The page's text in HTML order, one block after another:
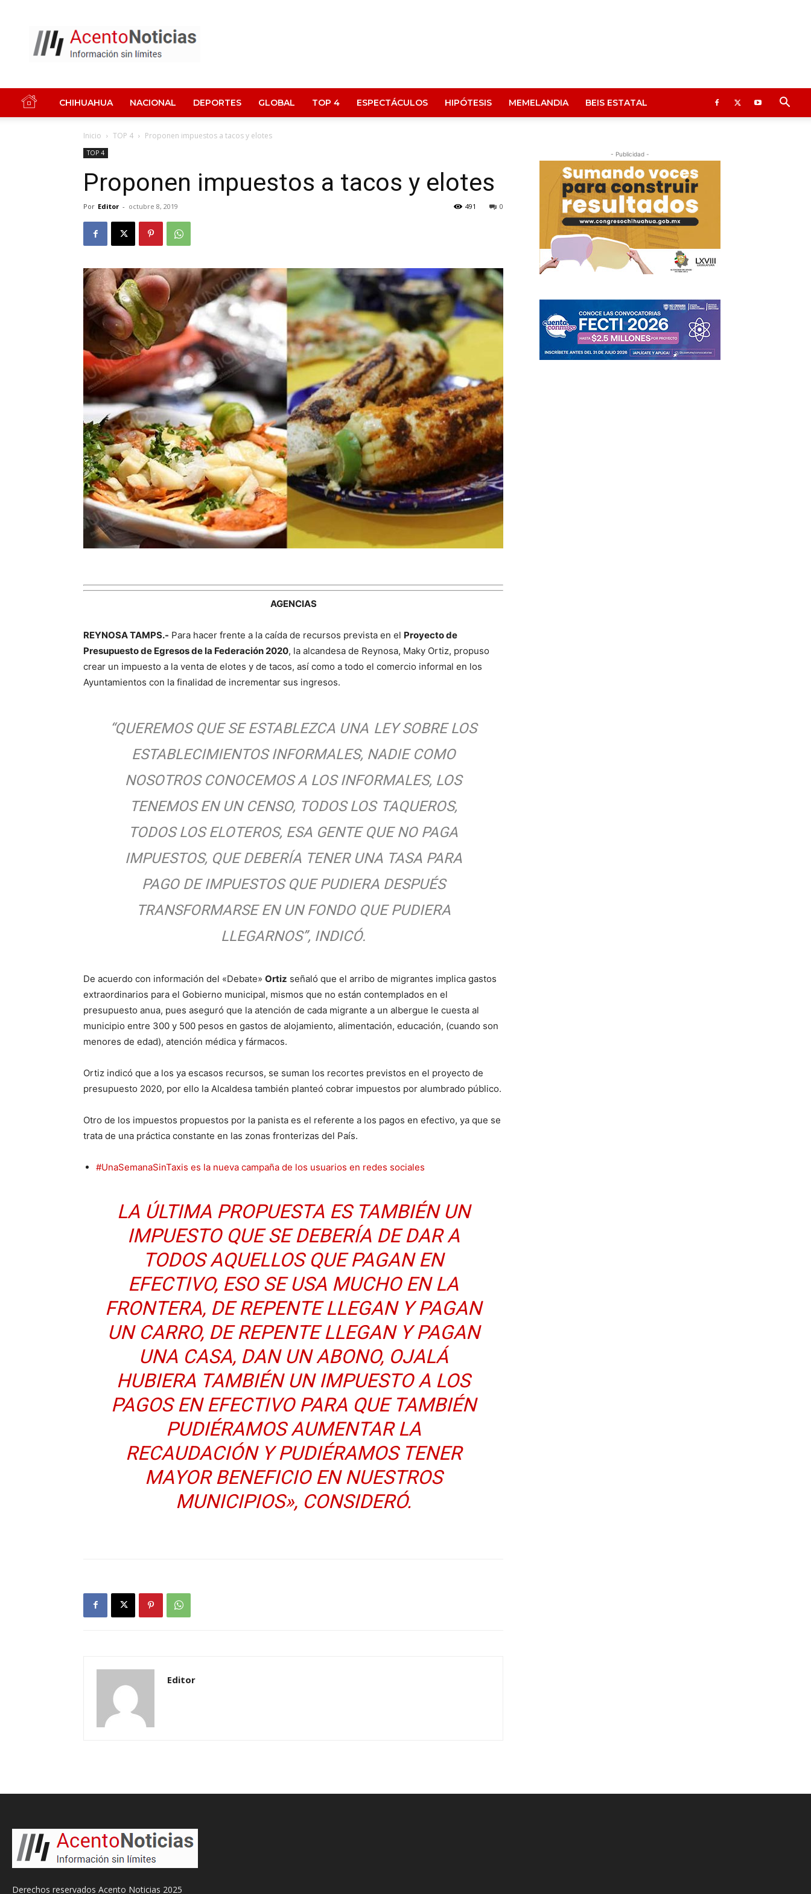
Noticias
CHIHUAHUA NACIONAL DEPORTES GLOBAL TOP 4 ESPECTÁCULOS HIPÓTESIS MEMELANDIA BEIS ESTATAL
Inicio TOP 4 Proponen impuestos a tacos y elotes
TOP 4
Proponen impuestos a tacos y elotes
Por Editor - octubre 8, 2019 0
491
AGENCIAS
REYNOSA TAMPS.- Para hacer frente a la caída de recursos prevista en el Proyecto de
Presupuesto de Egresos de la Federación 2020, la alcandesa de Reynosa, Maky Ortiz, propuso
crear un impuesto a la venta de elotes y de tacos, así como a todo el comercio informal en los
Ayuntamientos con la finalidad de incrementar sus ingresos.
“QUEREMOS QUE SE ESTABLEZCA UNA LEY SOBRE LOS
ESTABLECIMIENTOS INFORMALES, NADIE COMO
NOSOTROS CONOCEMOS A LOS INFORMALES, LOS
TENEMOS EN UN CENSO, TODOS LOS TAQUEROS,
TODOS LOS ELOTEROS, ESA GENTE QUE NO PAGA
IMPUESTOS, QUE DEBERÍA TENER UNA TASA PARA
PAGO DE IMPUESTOS QUE PUDIERA DESPUÉS
TRANSFORMARSE EN UN FONDO QUE PUDIERA
LLEGARNOS”, INDICÓ.
De acuerdo con información del «Debate» Ortiz señaló que el arribo de migrantes implica gastos
extraordinarios para el Gobierno municipal, mismos que no están contemplados en el
presupuesto anua, pues aseguró que la atención de cada migrante a un albergue le cuesta al
municipio entre 300 y 500 pesos en gastos de alojamiento, alimentación, educación, (cuando son
menores de edad), atención médica y fármacos.
Ortiz indicó que a los ya escasos recursos, se suman los recortes previstos en el proyecto de
presupuesto 2020, por ello la Alcaldesa también planteó cobrar impuestos por alumbrado público.
Otro de los impuestos propuestos por la panista es el referente a los pagos en efectivo, ya que se
trata de una práctica constante en las zonas fronterizas del País.
#UnaSemanaSinTaxis es la nueva campaña de los usuarios en redes sociales
LA ÚLTIMA PROPUESTA ES TAMBIÉN UN
IMPUESTO QUE SE DEBERÍA DE DAR A
TODOS AQUELLOS QUE PAGAN EN
EFECTIVO, ESO SE USA MUCHO EN LA
FRONTERA, DE REPENTE LLEGAN Y PAGAN
UN CARRO, DE REPENTE LLEGAN Y PAGAN
UNA CASA, DAN UN ABONO, OJALÁ
HUBIERA TAMBIÉN UN IMPUESTO A LOS
PAGOS EN EFECTIVO PARA QUE TAMBIÉN
PUDIÉRAMOS AUMENTAR LA
RECAUDACIÓN Y PUDIÉRAMOS TENER
MAYOR BENEFICIO EN NUESTROS
MUNICIPIOS», CONSIDERÓ.
Editor
- Publicidad -
Derechos reservados Acento Noticias 2025